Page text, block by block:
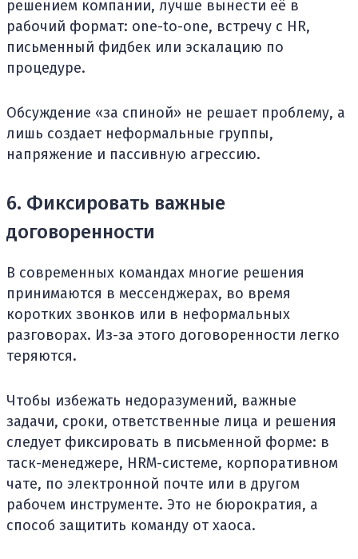
решением компании, лучше вынести её в
рабочий формат: one-to-one, встречу с HR,
письменный фидбек или эскалацию по
процедуре.
Обсуждение «за спиной» не решает проблему, а
лишь создает неформальные группы,
напряжение и пассивную агрессию.
6. Фиксировать важные
договоренности
В современных командах многие решения
принимаются в мессенджерах, во время
коротких звонков или в неформальных
разговорах. Из-за этого договоренности легко
теряются.
Чтобы избежать недоразумений, важные
задачи, сроки, ответственные лица и решения
следует фиксировать в письменной форме: в
таск-менеджере, HRM-системе, корпоративном
чате, по электронной почте или в другом
рабочем инструменте. Это не бюрократия, а
способ защитить команду от хаоса.